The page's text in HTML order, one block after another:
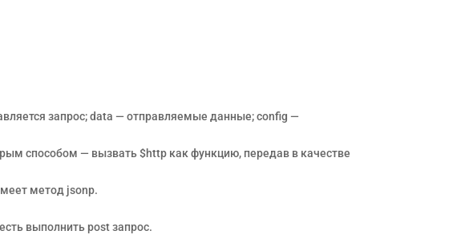
запрос; data — отправляемые данные; config —
способом — вызвать $http как функцию, передав в качестве
метод jsonp.
выполнить post запрос.